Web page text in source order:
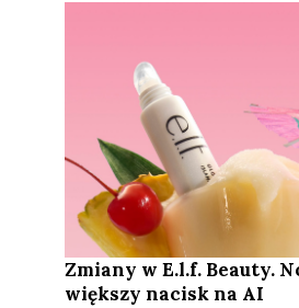
Zmiany w E.l.f. Beauty.
większy nacisk na AI